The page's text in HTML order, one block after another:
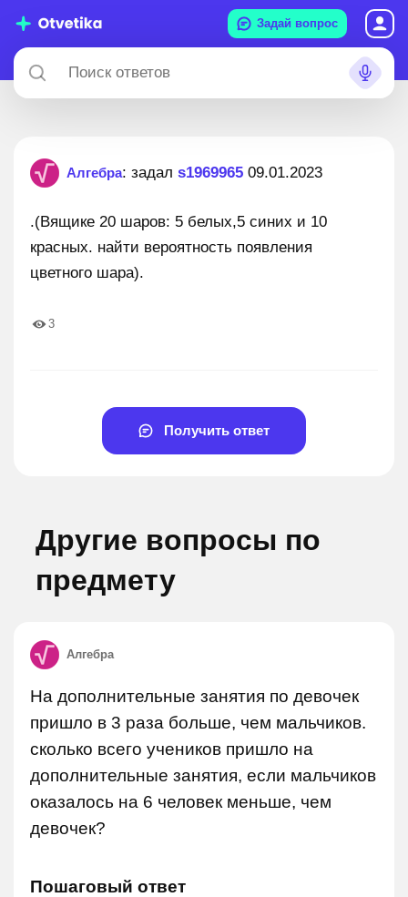
Задай вопрос
Алгебра: задал s1969965 09.01.2023
.(Вящике 20 шаров: 5 белых,5 синих и 10
красных. найти вероятность появления
цветного шара).
3
Получить ответ
Другие вопросы по
предмету
Алгебра
На дополнительные занятия по девочек
пришло в 3 раза больше, чем мальчиков.
сколько всего учеников пришло на
дополнительные занятия, если мальчиков
оказалось на 6 человек меньше, чем
девочек?
Пошаговый ответ